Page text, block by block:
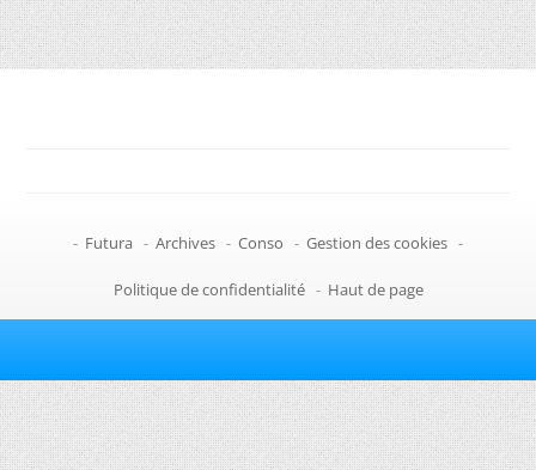
- Futura - Archives - Conso - Gestion des cookies -
Politique de confidentialité - Haut de page